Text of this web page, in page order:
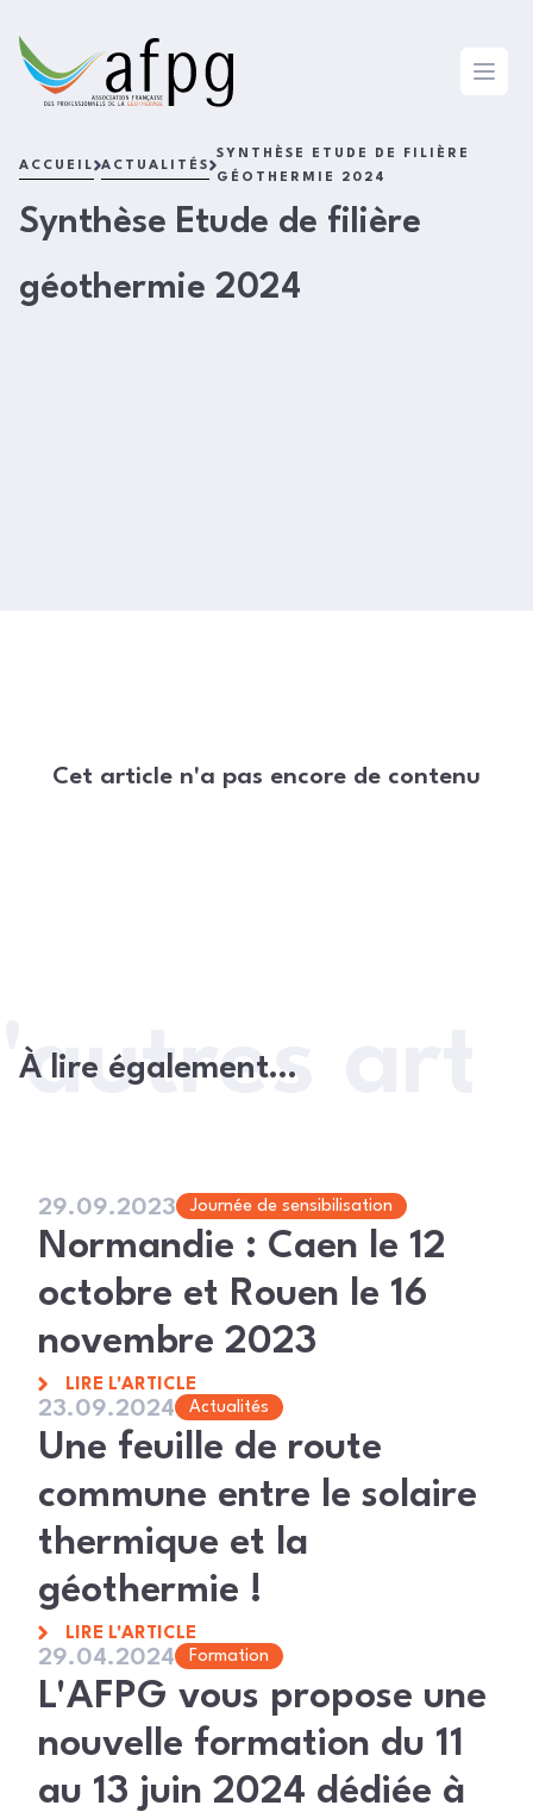
L'AFPG
Open
ACCUEIL ACTUALITÉS
SYNTHÈSE ETUDE DE FILIÈRE
GÉOTHERMIE 2024
Synthèse Etude de filière
géothermie 2024
Cet article n'a pas encore de contenu
À lire également…
29.09.2023 Journée de sensibilisation
Normandie : Caen le 12
octobre et Rouen le 16
novembre 2023
LIRE L'ARTICLE
23.09.2024 Actualités
Une feuille de route
commune entre le solaire
thermique et la
géothermie !
LIRE L'ARTICLE
29.04.2024 Formation
L'AFPG vous propose une
nouvelle formation du 11
au 13 juin 2024 dédiée à